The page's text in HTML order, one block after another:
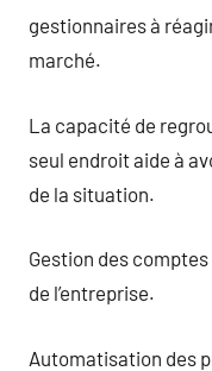
gestionnaires à
marché.
La capacité de
seul endroit aide à
de la situation.
Gestion des
de l’entreprise.
Automatisation des